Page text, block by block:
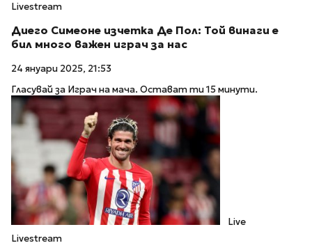
Livestream
Диего Симеоне изчетка Де Пол: Той винаги е
бил много важен играч за нас
24 януари 2025, 21:53
Гласувай за Играч на мача. Остават ти 15 минути.
Live
Livestream